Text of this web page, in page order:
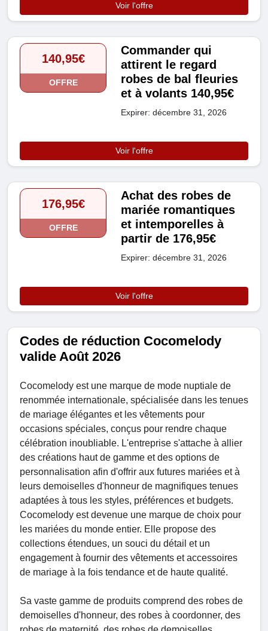
Voir l'offre
140,95€
OFFRE
Commander qui
attirent le regard
robes de bal fleuries
et à volants 140,95€
Expirer: décembre 31, 2026
Voir l'offre
176,95€
OFFRE
Achat des robes de
mariée romantiques
et intemporelles à
partir de 176,95€
Expirer: décembre 31, 2026
Voir l'offre
Codes de réduction Cocomelody
valide Août 2026
Cocomelody est une marque de mode nuptiale de
renommée internationale, spécialisée dans les tenues
de mariage élégantes et les vêtements pour
occasions spéciales, conçus pour rendre chaque
célébration inoubliable. L'entreprise s'attache à allier
des créations haut de gamme et des options de
personnalisation afin d'offrir aux futures mariées et à
leurs demoiselles d'honneur de magnifiques tenues
adaptées à tous les styles, préférences et budgets.
Cocomelody est devenue une marque de choix pour
les mariées du monde entier. Elle propose des
collections étendues, un souci du détail et un
engagement à fournir des vêtements et accessoires
de mariage à la fois tendance et de haute qualité.
Sa vaste gamme de produits comprend des robes de
demoiselles d'honneur, des robes à coordonner, des